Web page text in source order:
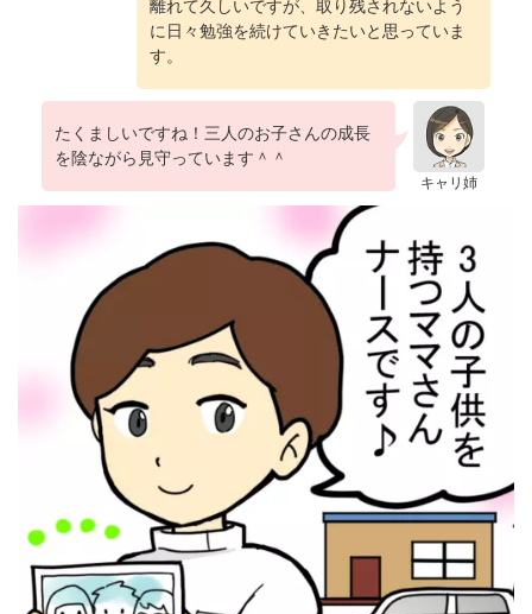
離れて久しいですが、取り残されないよう
に日々勉強を続けていきたいと思っていま
す。
キャリ姉
たくましいですね！三人のお子さんの成長
を陰ながら見守っています＾＾